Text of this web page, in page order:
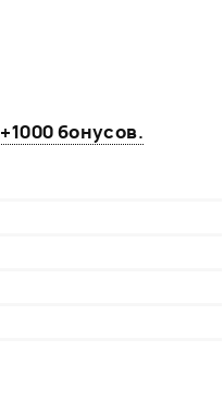
+1000 бонусов.